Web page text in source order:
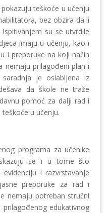
teškoće u učenju
bez obzira da li
su se utvrdile
imaju u učenju, kao i
i preporuke na koji način
nemaju prilagođeni plan i
je oslabljena iz
da škole ne traže
pomoć za dalji rad i
u učenju.
programa za učenike
se i u tome što
i razvrstavanje
preporuke za rad i
nemaju potreban stručni
edukativnog